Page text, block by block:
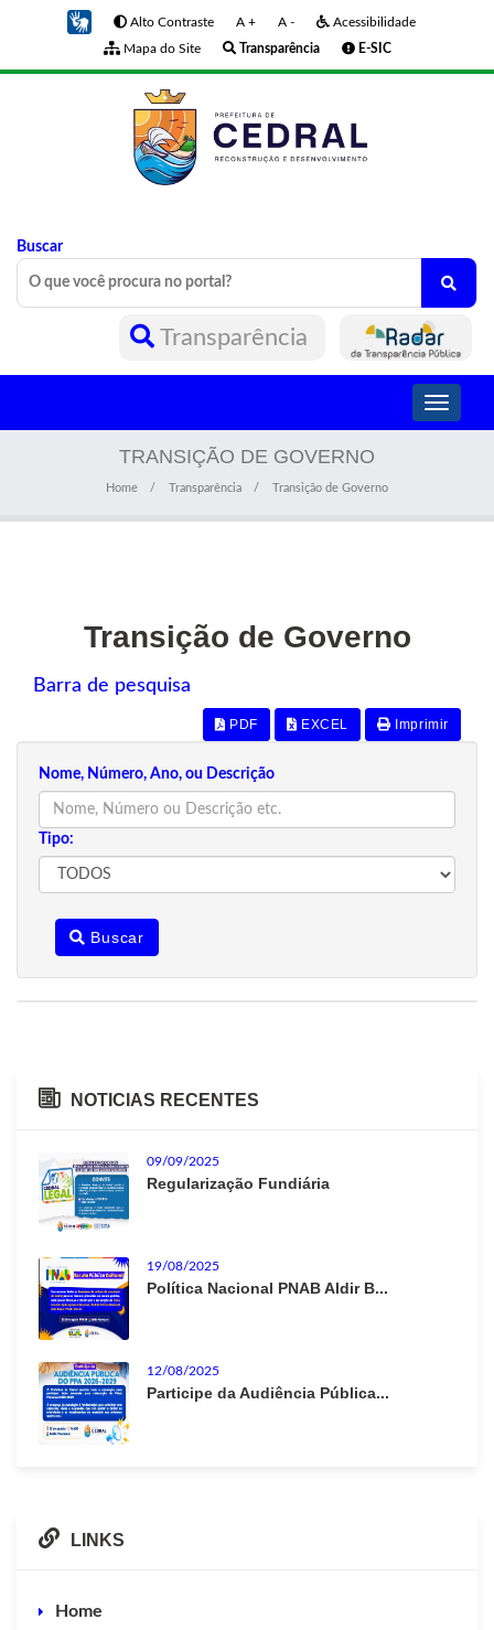
Alto Contraste A + A -
Acessibilidade
Mapa do Site
Transparência E-SIC
Buscar
Transparência
Toggle
TRANSIÇÃO DE GOVERNO
Home Transparência Transição de Governo
Transição de Governo
Barra de pesquisa
PDF EXCEL Imprimir
Nome, Número, Ano, ou Descrição
Tipo:
Buscar
NOTICIAS RECENTES
09/09/2025
Regularização Fundiária
19/08/2025
Política Nacional PNAB Aldir B...
12/08/2025
Participe da Audiência Pública...
LINKS
Home